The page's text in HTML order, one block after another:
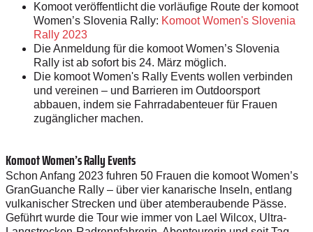
Komoot veröffentlicht die vorläufige Route der komoot
Women’s Slovenia Rally: Komoot Women's Slovenia
Rally 2023
Die Anmeldung für die komoot Women’s Slovenia
Rally ist ab sofort bis 24. März möglich.
Die komoot Women's Rally Events wollen verbinden
und vereinen – und Barrieren im Outdoorsport
abbauen, indem sie Fahrradabenteuer für Frauen
zugänglicher machen.
Komoot Women’s Rally Events
Schon Anfang 2023 fuhren 50 Frauen die komoot Women’s
GranGuanche Rally – über vier kanarische Inseln, entlang
vulkanischer Strecken und über atemberaubende Pässe.
Geführt wurde die Tour wie immer von Lael Wilcox, Ultra-